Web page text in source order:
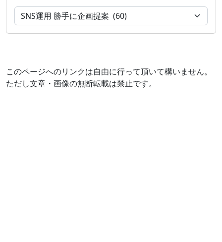
このページへのリンクは自由に行って頂いて構いません。
ただし文章・画像の無断転載は禁止です。